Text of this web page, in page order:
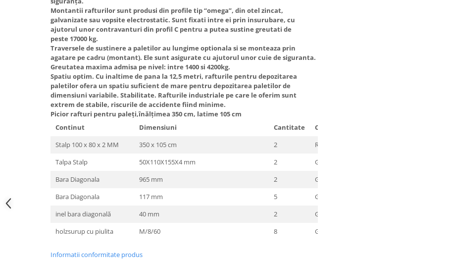
Montantii rafturilor sunt produsi din profile tip “omega”, din otel zincat,
galvanizate sau vopsite electrostatic. Sunt fixati intre ei prin insurubare, cu
ajutorul unor contravanturi din profil C pentru a putea sustine greutati de
peste 17000 kg.
Traversele de sustinere a paletilor au lungime optionala si se monteaza prin
agatare pe cadru (montant). Ele sunt asigurate cu ajutorul unor cuie de siguranta.
Greutatea maxima admisa pe nivel: intre 1400 si 4200kg.
Spatiu optim. Cu inaltime de pana la 12,5 metri, rafturile pentru depozitarea
paletilor ofera un spatiu suficient de mare pentru depozitarea paletilor de
dimensiuni variabile. Stabilitate. Rafturile industriale pe care le oferim sunt
extrem de stabile, riscurile de accidente fiind minime.
Picior rafturi pentru paleţi,înălţimea 350 cm, latime 105 cm
Continut
Dimensiuni Cantitate
Culoare
Stalp 100 x 80 x 2 MM
350 x 105 cm 2
RAL 5002 BLUE
Talpa Stalp
50X110X155X4 mm 2
GALVANIZATA
Bara Diagonala
965 mm 2
GALVANIZATA
Bara Diagonala
117 mm 5
GALVANIZATA
inel bara diagonală
40 mm 2
GALVANIZATA
holzsurup cu piulita
M/8/60 8 GALVANIZATA
Informatii conformitate produs